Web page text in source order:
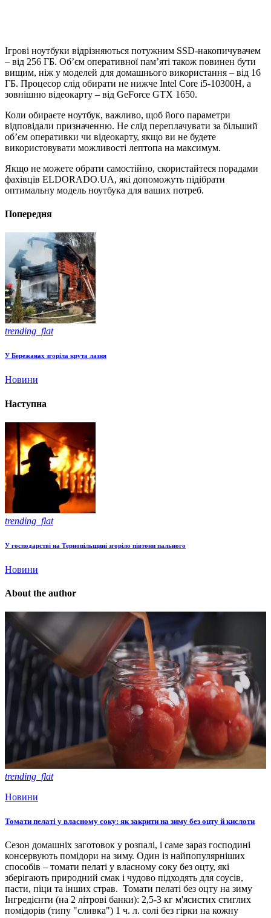
Ігрові ноутбуки відрізняються потужним SSD-накопичувачем
– від 256 ГБ. Об’єм оперативної пам’яті також повинен бути
вищим, ніж у моделей для домашнього використання – від 16
ГБ. Процесор слід обирати не нижче Intel Core i5-10300H, а
зовнішню відеокарту – від GeForce GTX 1650.
Коли обираєте ноутбук, важливо, щоб його параметри
відповідали призначенню. Не слід переплачувати за більший
об’єм оперативки чи відеокарту, якщо ви не будете
використовувати можливості лептопа на максимум.
Якщо не можете обрати самостійно, скористайтеся порадами
фахівців ELDORADO.UA, які допоможуть підібрати
оптимальну модель ноутбука для ваших потреб.
Попередня
trending_flat
У Бережанах згоріла крута лазня
Новини
Наступна
trending_flat
У господарстві на Тернопільщині згоріло півтони пального
Новини
About the author
trending_flat
Новини
Томати пелаті у власному соку: як закрити на зиму без оцту й кислоти
Сезон домашніх заготовок у розпалі, і саме зараз господині
консервують помідори на зиму. Один із найпопулярніших
способів – томати пелаті у власному соку без оцту, які
зберігають природний смак і чудово підходять для соусів,
пасти, піци та інших страв. Томати пелаті без оцту на зиму
Інгредієнти (на 2 літрові банки): 2,5-3 кг м'ясистих стиглих
помідорів (типу "сливка") 1 ч. л. солі без гірки на кожну